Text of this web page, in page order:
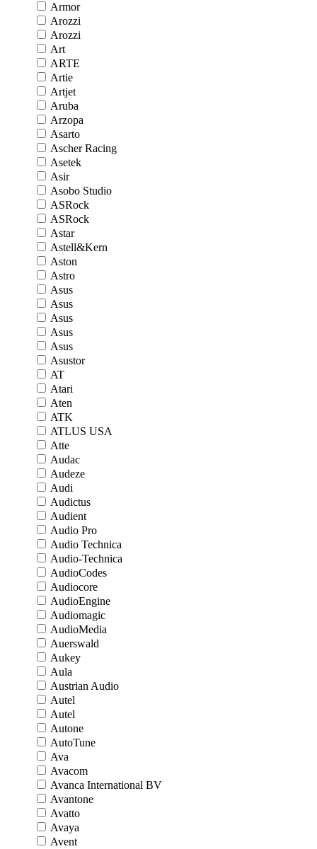
Armor
Arozzi
Arozzi
Art
ARTE
Artie
Artjet
Aruba
Arzopa
Asarto
Ascher Racing
Asetek
Asir
Asobo Studio
ASRock
ASRock
Astar
Astell&Kern
Aston
Astro
Asus
Asus
Asus
Asus
Asus
Asustor
AT
Atari
Aten
ATK
ATLUS USA
Atte
Audac
Audeze
Audi
Audictus
Audient
Audio Pro
Audio Technica
Audio-Technica
AudioCodes
Audiocore
AudioEngine
Audiomagic
AudioMedia
Auerswald
Aukey
Aula
Austrian Audio
Autel
Autel
Autone
AutoTune
Ava
Avacom
Avanca International BV
Avantone
Avatto
Avaya
Avent